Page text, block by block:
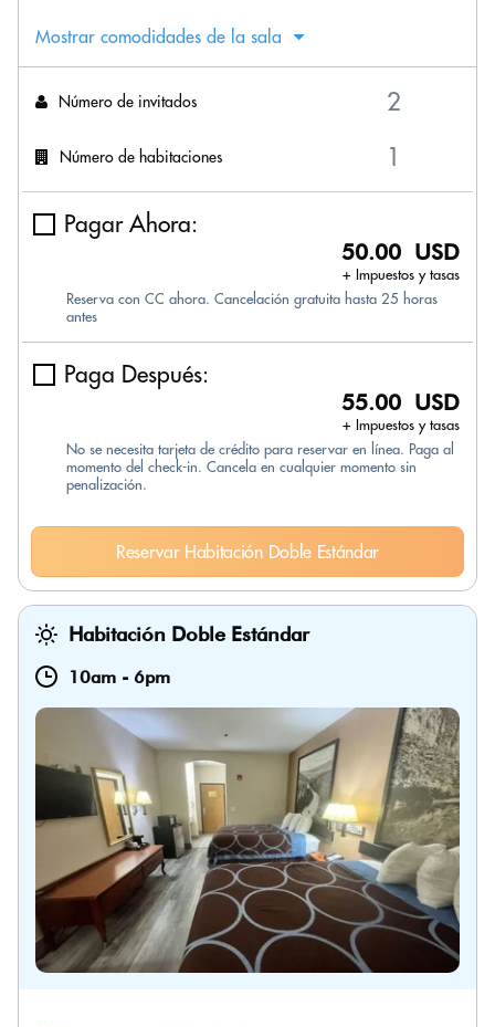
Mostrar comodidades de la sala
Número de invitados
Número de habitaciones
Pagar Ahora:
50.00 USD
+ Impuestos y tasas
Reserva con CC ahora. Cancelación gratuita hasta 25 horas
antes
Paga Después:
55.00 USD
+ Impuestos y tasas
No se necesita tarjeta de crédito para reservar en línea. Paga al
momento del check-in. Cancela en cualquier momento sin
penalización.
Reservar Habitación Doble Estándar
Habitación Doble Estándar
10am - 6pm